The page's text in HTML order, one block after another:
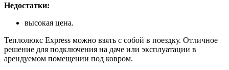
Недостатки:
высокая цена.
Теплолюкс Express можно взять с собой в поездку. Отличное
решение для подключения на даче или эксплуатации в
арендуемом помещении под ковром.